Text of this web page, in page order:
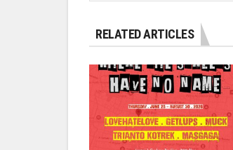
RELATED ARTICLES